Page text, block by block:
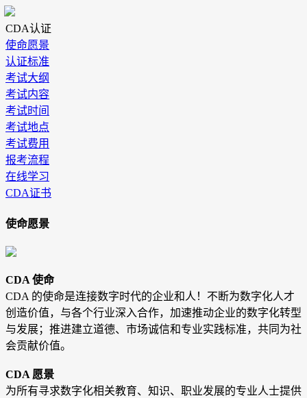
CDA认证
使命愿景
认证标准
考试大纲
考试内容
考试时间
考试地点
考试费用
报考流程
在线学习
CDA证书
使命愿景
CDA 使命
CDA 的使命是连接数字时代的企业和人！不断为数字化人才
创造价值，与各个行业深入合作，加速推动企业的数字化转型
与发展；推进建立道德、市场诚信和专业实践标准，共同为社
会贡献价值。
CDA 愿景
为所有寻求数字化相关教育、知识、职业发展的专业人士提供